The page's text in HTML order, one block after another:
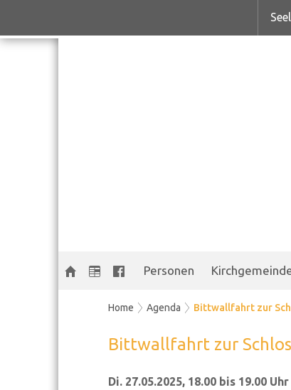
Personen
Home Agenda Bittwallfahrt zur
Bittwallfahrt zur
Di. 27.05.2025, 18.00 bis 19.00 Uhr